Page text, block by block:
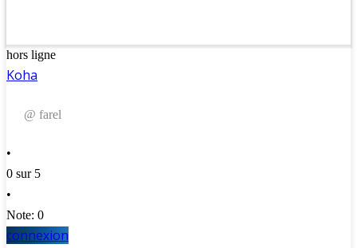
hors ligne
Koha
@ farel
•
0 sur 5
•
Note: 0
connexion